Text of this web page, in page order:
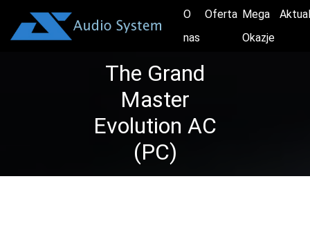
O
nas
Oferta Mega
Okazje
The Grand
Master
Evolution AC
(PC)